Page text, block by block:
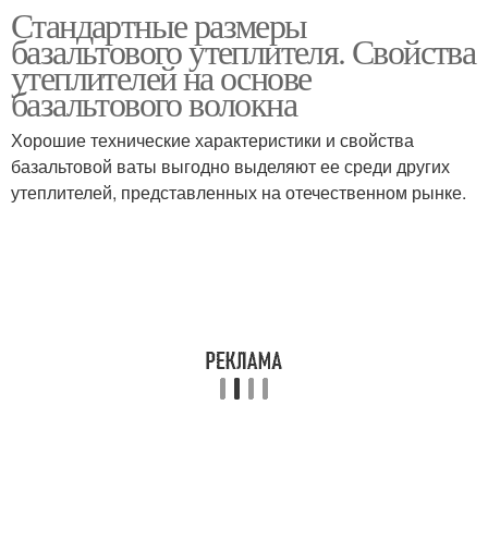
Стандартные размеры
базальтового утеплителя. Свойства
утеплителей на основе
базальтового волокна
Хорошие технические характеристики и свойства
базальтовой ваты выгодно выделяют ее среди других
утеплителей, представленных на отечественном рынке.